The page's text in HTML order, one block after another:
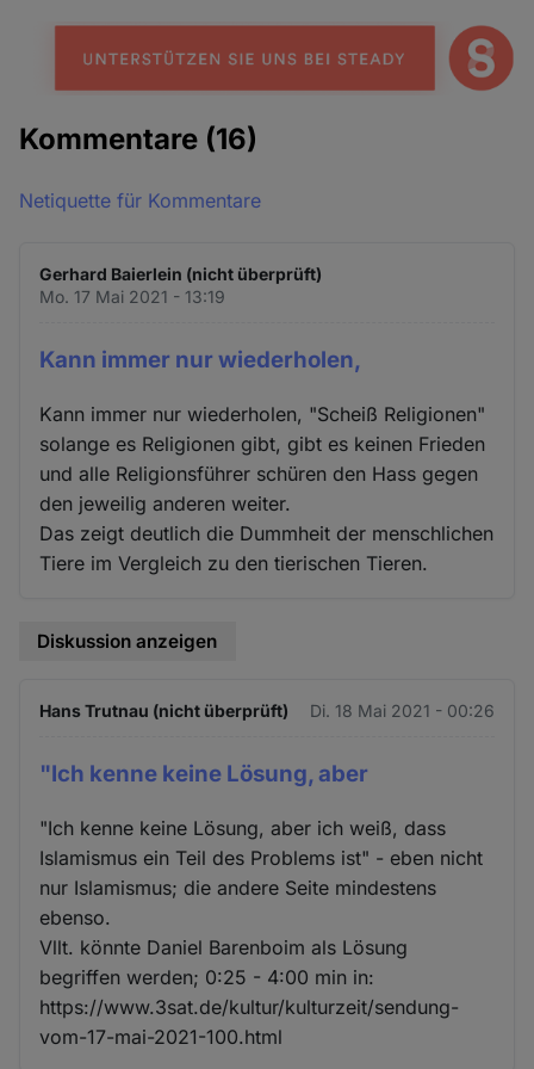
Kommentare (16)
Netiquette für Kommentare
Gerhard Baierlein (nicht überprüft)
Mo. 17 Mai 2021 - 13:19
Kann immer nur wiederholen,
Kann immer nur wiederholen, "Scheiß Religionen"
solange es Religionen gibt, gibt es keinen Frieden
und alle Religionsführer schüren den Hass gegen
den jeweilig anderen weiter.
Das zeigt deutlich die Dummheit der menschlichen
Tiere im Vergleich zu den tierischen Tieren.
Diskussion anzeigen
Hans Trutnau (nicht überprüft) Di. 18 Mai 2021 - 00:26
"Ich kenne keine Lösung, aber
"Ich kenne keine Lösung, aber ich weiß, dass
Islamismus ein Teil des Problems ist" - eben nicht
nur Islamismus; die andere Seite mindestens
ebenso.
Vllt. könnte Daniel Barenboim als Lösung
begriffen werden; 0:25 - 4:00 min in:
https://www.3sat.de/kultur/kulturzeit/sendung-
vom-17-mai-2021-100.html